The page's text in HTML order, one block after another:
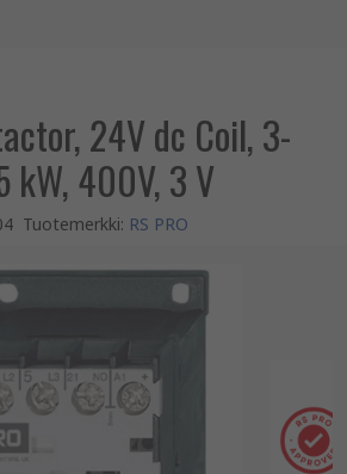
24V dc Coil, 3-
kW, 400V, 3 V
Tuotemerkki: RS PRO